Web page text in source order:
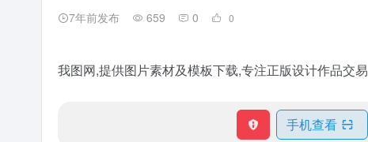
7年前发布 659 0 0
我图网,提供图片素材及模板下载,专注正版设计作品交易
手机查看